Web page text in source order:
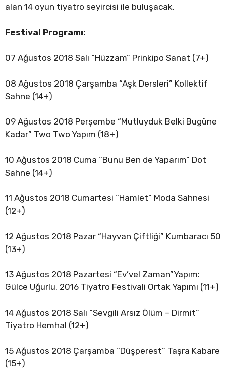
alan 14 oyun tiyatro seyircisi ile buluşacak.
Festival Programı:
07 Ağustos 2018 Salı “Hüzzam” Prinkipo Sanat (7+)
08 Ağustos 2018 Çarşamba “Aşk Dersleri” Kollektif
Sahne (14+)
09 Ağustos 2018 Perşembe “Mutluyduk Belki Bugüne
Kadar” Two Two Yapım (18+)
10 Ağustos 2018 Cuma “Bunu Ben de Yaparım” Dot
Sahne (14+)
11 Ağustos 2018 Cumartesi “Hamlet” Moda Sahnesi
(12+)
12 Ağustos 2018 Pazar “Hayvan Çiftliği” Kumbaracı 50
(13+)
13 Ağustos 2018 Pazartesi “Ev’vel Zaman”Yapım:
Gülce Uğurlu. 2016 Tiyatro Festivali Ortak Yapımı (11+)
14 Ağustos 2018 Salı “Sevgili Arsız Ölüm – Dirmit”
Tiyatro Hemhal (12+)
15 Ağustos 2018 Çarşamba “Düşperest” Taşra Kabare
(15+)